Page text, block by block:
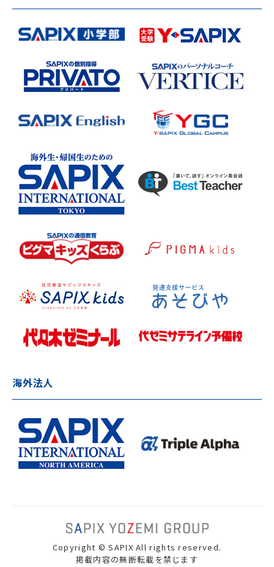
海外法人
Copyright © SAPIX All rights reserved.
掲載内容の無断転載を禁じます